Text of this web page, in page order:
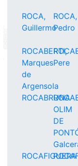
ROCA,
Guillermo
ROCA,
Pedro
ROCABERTI,
Marques
de
Argensola
Pere
ROCABRUNA
OLIM
DE
ROCAFIGUERA